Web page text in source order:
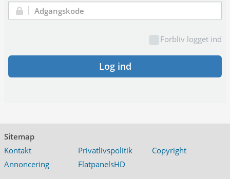
Adgangskode:
Forbliv logget ind
Log ind
Sitemap
Kontakt
Privatlivspolitik
Copyright
Annoncering
FlatpanelsHD